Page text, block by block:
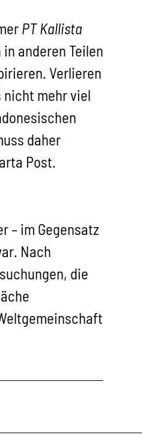
PT Kallista
anderen Teilen
Verlieren
nicht mehr viel
daher
Post.
– im Gegensatz
Nach
die